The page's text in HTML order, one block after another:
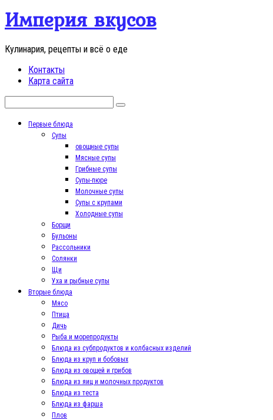
Перейти
контенту
Империя вкусов
Кулинария, рецепты и всё о еде
Контакты
Карта сайта
Первые блюда
Супы
овощные супы
Мясные супы
Грибные супы
Супы-пюре
Молочные супы
Супы с крупами
Холодные супы
Борщи
Бульоны
Рассольники
Солянки
Щи
Уха и рыбные супы
Вторые блюда
Мясо
Птица
Дичь
Рыба и морепродукты
Блюда из субпродуктов и колбасных изделий
Блюда из круп и бобовых
Блюда из овощей и грибов
Блюда из яиц и молочных продуктов
Блюда из теста
Блюда из фарша
Плов